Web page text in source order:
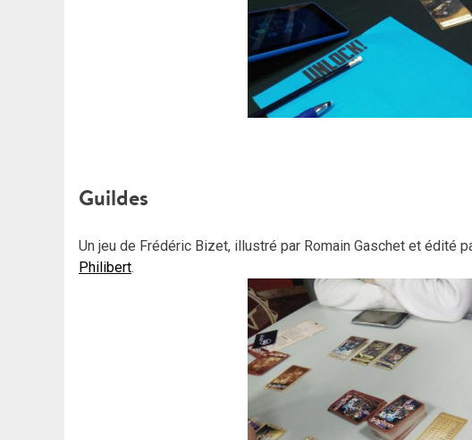
Guildes
Un jeu de Frédéric Bizet, illustré par Romain Gaschet et édité
Philibert.